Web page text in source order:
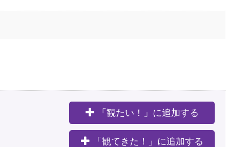
「観たい！」に追加する
「観てきた！」に追加する